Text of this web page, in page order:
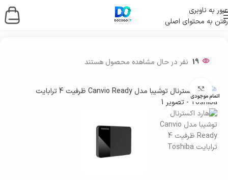
عبور به ناوبری
رفتن به محتوای اصلی
خانه/ ذخیره ساز اطلاعات
19 نفر در حال مشاهده محصول هستند
اتمام موجودی
بزرگنمایی تصویر